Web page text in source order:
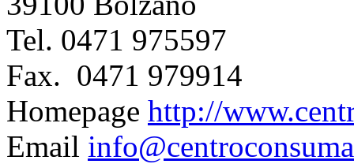
Tel. 0471 975597
Fax. 0471 979914
Homepage http://
Email